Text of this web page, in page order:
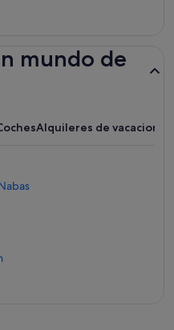
mundo de
Alquileres de vacaciones